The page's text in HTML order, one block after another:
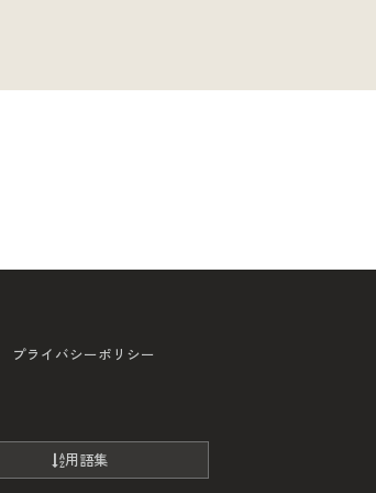
プライバシーポリシー
用語集